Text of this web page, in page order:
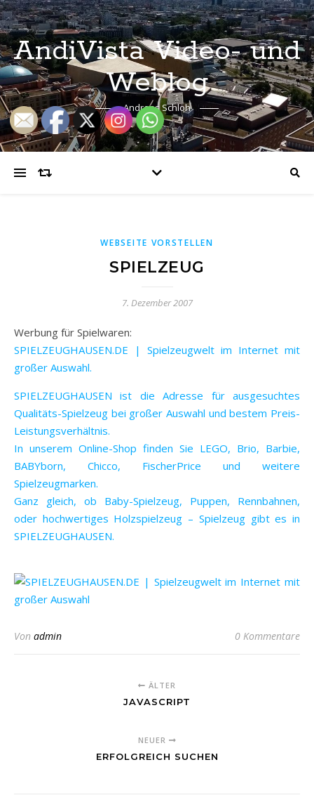
AndiVista Video- und
Weblog
Andreas Schloh
WEBSEITE VORSTELLEN
SPIELZEUG
7. Dezember 2007
Werbung für Spielwaren:
SPIELZEUGHAUSEN.DE | Spielzeugwelt im Internet mit
großer Auswahl.
SPIELZEUGHAUSEN ist die Adresse für ausgesuchtes
Qualitäts-Spielzeug bei großer Auswahl und bestem Preis-
Leistungsverhältnis.
In unserem Online-Shop finden Sie LEGO, Brio, Barbie,
BABYborn, Chicco, FischerPrice und weitere
Spielzeugmarken.
Ganz gleich, ob Baby-Spielzeug, Puppen, Rennbahnen,
oder hochwertiges Holzspielzeug – Spielzeug gibt es in
SPIELZEUGHAUSEN.
Von admin 0 Kommentare
ÄLTER
JAVASCRIPT
NEUER
ERFOLGREICH SUCHEN